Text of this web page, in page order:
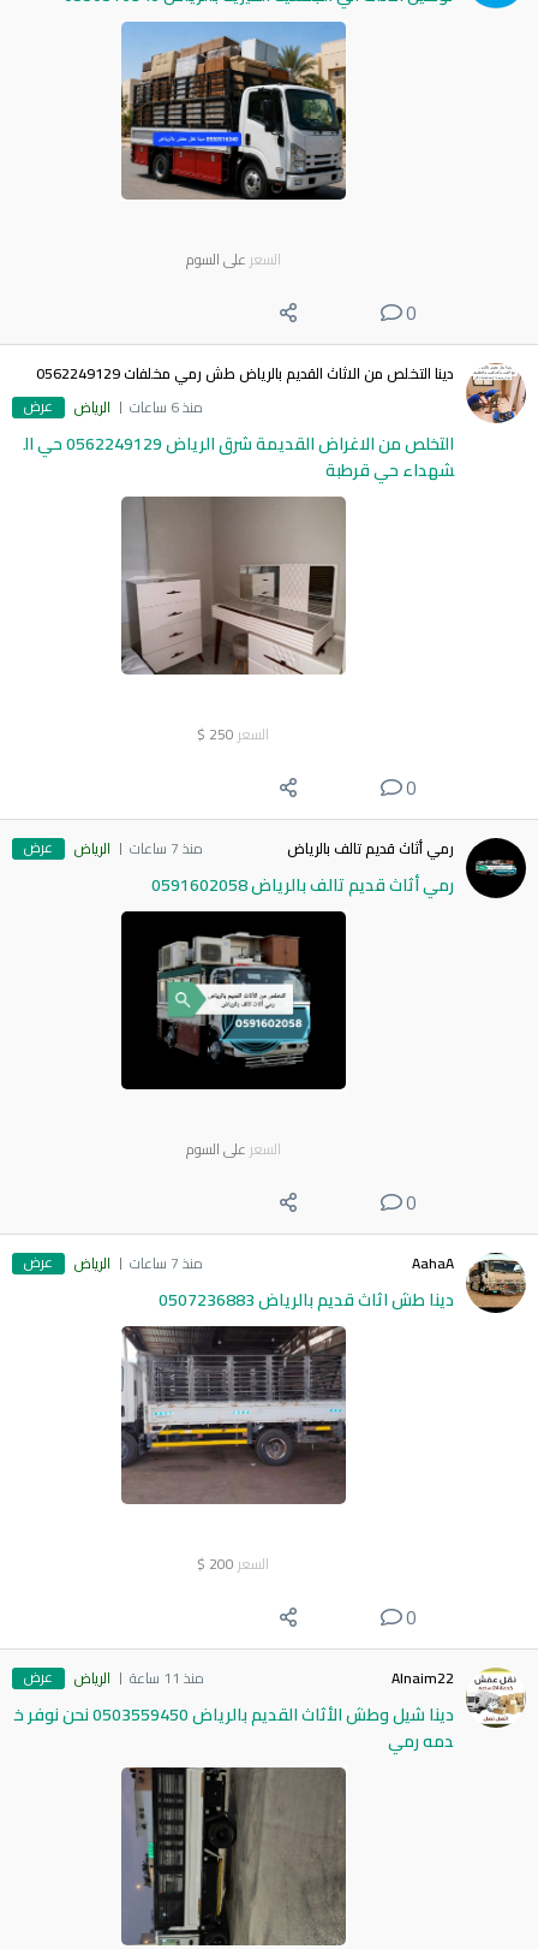
السعر على السوم
0
دينا التخلص من الاثاث القديم بالرياض طش رمي مخلفات 0562249129
منذ 6 ساعات
الرياض عرض
التخلص من الاغراض القديمة شرق الرياض 0562249129 حي ال
شهداء حي قرطبة
السعر 250
$
0
رمي أثاث قديم تالف بالرياض منذ 7 ساعات الرياض عرض
رمي أثاث قديم تالف بالرياض 0591602058
السعر على السوم
0
AahaA منذ 7 ساعات الرياض عرض
دينا طش اثاث قديم بالرياض 0507236883
السعر 200
$
0
Alnaim22 منذ 11 ساعة الرياض عرض
دينا شيل وطش الأثاث القديم بالرياض 0503559450 نحن نوفر خ
دمه رمي